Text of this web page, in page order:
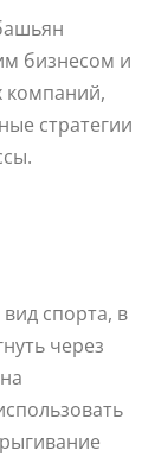
бизнесом и
компаний,
стратегии
спорта, в
через